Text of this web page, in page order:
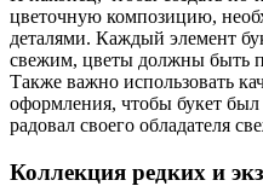
цветочную композицию,
деталями. Каждый элемент
свежим, цветы должны быть
Также важно использовать
оформления, чтобы букет
радовал своего обладателя
Коллекция редких и